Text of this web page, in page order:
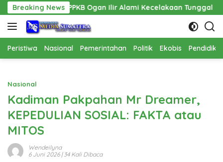
Langsung
ke
konten
Breaking News
Ogan Ilir Alami Kecelakaan Tunggal Pembangunan
Peristiwa Nasional Pemerintahan Politik Ekobis
Nasional
Kadiman Pakpahan Mr Dreamer,
KEPEDULIAN SOSIAL: FAKTA atau
MITOS
Wendeilyna
6 Juni 2026| 34 Kali Dibaca